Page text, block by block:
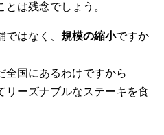
は残念でしょう。
はなく、 規模の縮小ですか
全国にあるわけですから
リーズナブルなステーキを食